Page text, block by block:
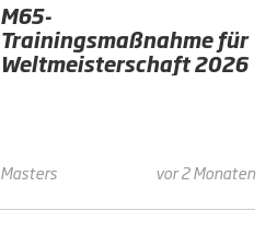
M65-
Trainingsmaßnahme für
Weltmeisterschaft 2026
Masters vor 2 Monaten